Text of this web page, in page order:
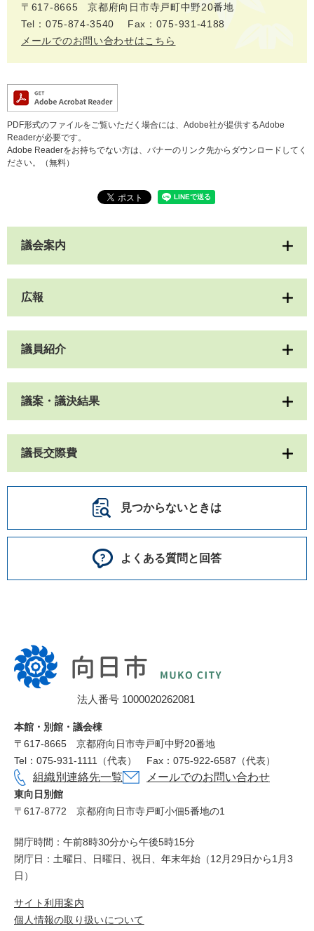
〒617‐8665
京都府向日市寺戸町中野20番地
Tel：075-874-3540
Fax：075-931-4188
メールでのお問い合わせはこちら
PDF形式のファイルをご覧いただく場合には、Adobe社が提供するAdobe
Readerが必要です。
Adobe Readerをお持ちでない方は、バナーのリンク先からダウンロードしてく
ださい。（無料）
議会案内
広報
議員紹介
議案・議決結果
議長交際費
見つからないときは
よくある質問と回答
向
日
市
所
法人番号 1000020262081
本館・別館・議会棟
〒617‐8665
京都府向日市寺戸町中野20番地
Tel：075-931-1111（代表）
Fax：075-922-6587（代表）
東向日別館
〒617-8772
京都府向日市寺戸町小佃5番地の1
組織別連絡先一覧 メールでのお問い合わせ
開庁時間：午前8時30分から午後5時15分
閉庁日：土曜日、日曜日、祝日、年末年始（12月29日から1月3
日）
サイト利用案内
個人情報の取り扱いについて